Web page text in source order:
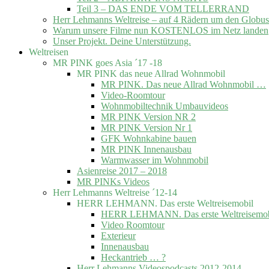
Teil 3 – DAS ENDE VOM TELLERRAND
Herr Lehmanns Weltreise – auf 4 Rädern um den Globus
Warum unsere Filme nun KOSTENLOS im Netz landen
Unser Projekt. Deine Unterstützung.
Weltreisen
MR PINK goes Asia ´17 -18
MR PINK das neue Allrad Wohnmobil
MR PINK. Das neue Allrad Wohnmobil …
Video-Roomtour
Wohnmobiltechnik Umbauvideos
MR PINK Version NR 2
MR PINK Version Nr 1
GFK Wohnkabine bauen
MR PINK Innenausbau
Warmwasser im Wohnmobil
Asienreise 2017 – 2018
MR PINKs Videos
Herr Lehmanns Weltreise ´12-14
HERR LEHMANN. Das erste Weltreisemobil
HERR LEHMANN. Das erste
Video Roomtour
Exterieur
Innenausbau
Heckantrieb … ?